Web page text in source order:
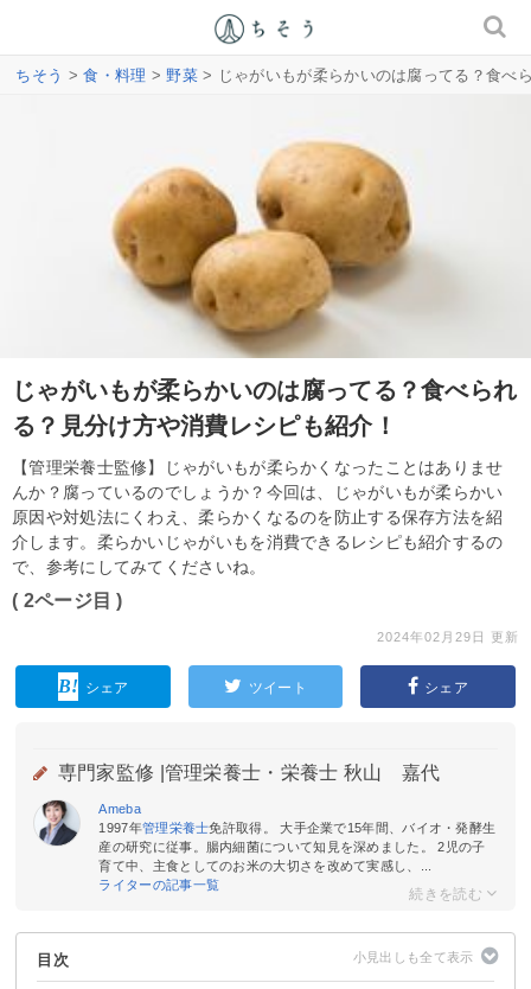
ちそう >食・料理 >野菜> じゃがいもが柔らかいのは腐ってる？食べ
じゃがいもが柔らかいのは腐ってる？食べられ
る？見分け方や消費レシピも紹介！
【管理栄養士監修】じゃがいもが柔らかくなったことはありませ
んか？腐っているのでしょうか？今回は、じゃがいもが柔らかい
原因や対処法にくわえ、柔らかくなるのを防止する保存方法を紹
介します。柔らかいじゃがいもを消費できるレシピも紹介するの
で、参考にしてみてくださいね。
( 2ページ目 )
2024年02月29日 更新
シェア ツイート シェア
専門家監修 | 管理栄養士・栄養士 秋山 嘉代
Ameba
1997年管理栄養士免許取得。 大手企業で15年間、バイオ・発酵生
産の研究に従事。腸内細菌について知見を深めました。 2児の子
育て中、主食としてのお米の大切さを改めて実感し、...
ライターの記事一覧
目次